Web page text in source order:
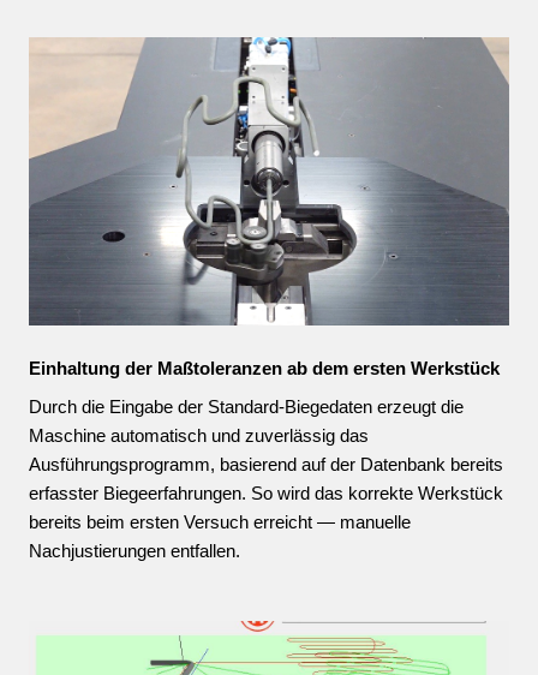
Einhaltung der Maßtoleranzen ab dem ersten Werkstück
Durch die Eingabe der Standard-Biegedaten erzeugt die
Maschine automatisch und zuverlässig das
Ausführungsprogramm, basierend auf der Datenbank bereits
erfasster Biegeerfahrungen. So wird das korrekte Werkstück
bereits beim ersten Versuch erreicht — manuelle
Nachjustierungen entfallen.